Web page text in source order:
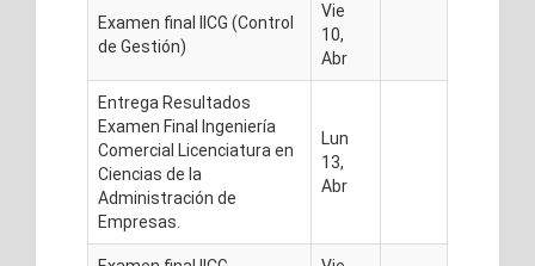
Examen final IICG (Control
de Gestión)
Vie
10,
Abr
Entrega Resultados
Examen Final Ingeniería
Comercial Licenciatura en
Ciencias de la
Administración de
Empresas.
Lun
13,
Abr